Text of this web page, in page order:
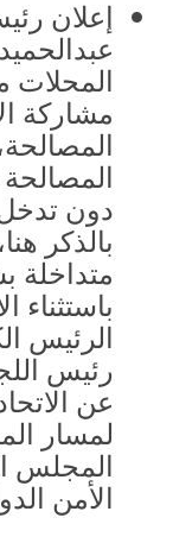
إعلان
المحلات
مشاركة
دون
بالذكر
متداخلة
باستثناء
الرئيس
رئيس
عن
لمسار
المجلس
الأمن